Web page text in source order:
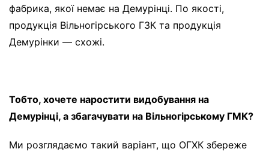
фабрика, якої немає на Демурінці. По якості,
продукція Вільногірського ГЗК та продукція
Демурінки — схожі.
Тобто, хочете наростити видобування на
Демурінці, а збагачувати на Вільногірському ГМК?
Ми розглядаємо такий варіант, що ОГХК збереже